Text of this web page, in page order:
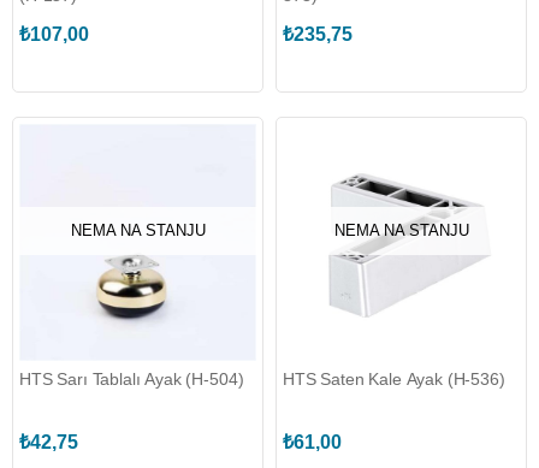
₺107,00 ₺235,75
NEMA NA STANJU
HTS Sarı Tablalı Ayak (H-504)
₺42,75
NEMA NA STANJU
HTS Saten Kale Ayak (H-536)
₺61,00